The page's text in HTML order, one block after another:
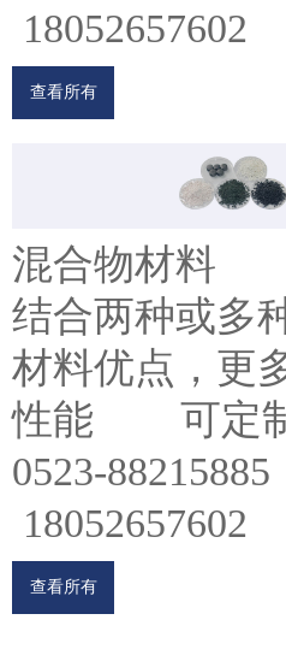
18052657602
查看所有
混合物材料
结合两种或多
材料优点，更
性能 可定
0523-88215885
18052657602
查看所有